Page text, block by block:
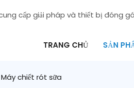
cấp giải pháp và thiết bị đóng
TRANG CHỦ SẢN
Máy chiết rót sữa